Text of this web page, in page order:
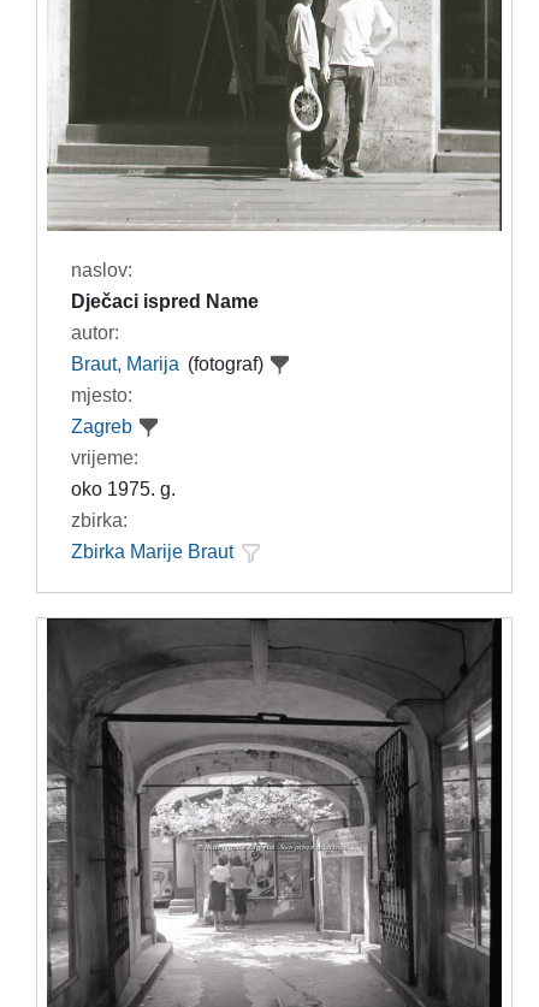
naslov:
Dječaci ispred Name
autor:
Braut, Marija (fotograf)
mjesto:
Zagreb
vrijeme:
oko 1975. g.
zbirka:
Zbirka Marije Braut